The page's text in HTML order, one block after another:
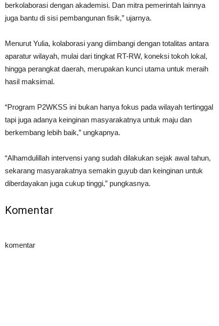
berkolaborasi dengan akademisi. Dan mitra pemerintah lainnya
juga bantu di sisi pembangunan fisik,” ujarnya.
Menurut Yulia, kolaborasi yang diimbangi dengan totalitas antara
aparatur wilayah, mulai dari tingkat RT-RW, koneksi tokoh lokal,
hingga perangkat daerah, merupakan kunci utama untuk meraih
hasil maksimal.
“Program P2WKSS ini bukan hanya fokus pada wilayah tertinggal
tapi juga adanya keinginan masyarakatnya untuk maju dan
berkembang lebih baik,” ungkapnya.
“Alhamdulillah intervensi yang sudah dilakukan sejak awal tahun,
sekarang masyarakatnya semakin guyub dan keinginan untuk
diberdayakan juga cukup tinggi,” pungkasnya.
Komentar
komentar